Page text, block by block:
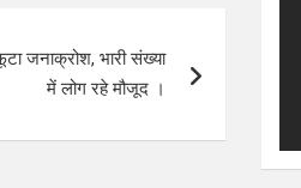
जनाक्रोश, भारी संख्या
में लोग रहे मौजूद ।